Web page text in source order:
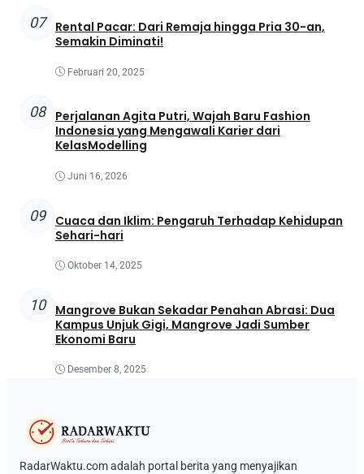
07
Rental Pacar: Dari Remaja hingga Pria 30-an,
Semakin Diminati!
Februari 20, 2025
08
Perjalanan Agita Putri, Wajah Baru Fashion
Indonesia yang Mengawali Karier dari
KelasModelling
Juni 16, 2026
09
Cuaca dan Iklim: Pengaruh Terhadap Kehidupan
Sehari-hari
Oktober 14, 2025
10
Mangrove Bukan Sekadar Penahan Abrasi: Dua
Kampus Unjuk Gigi, Mangrove Jadi Sumber
Ekonomi Baru
Desember 8, 2025
RadarWaktu.com adalah portal berita yang menyajikan